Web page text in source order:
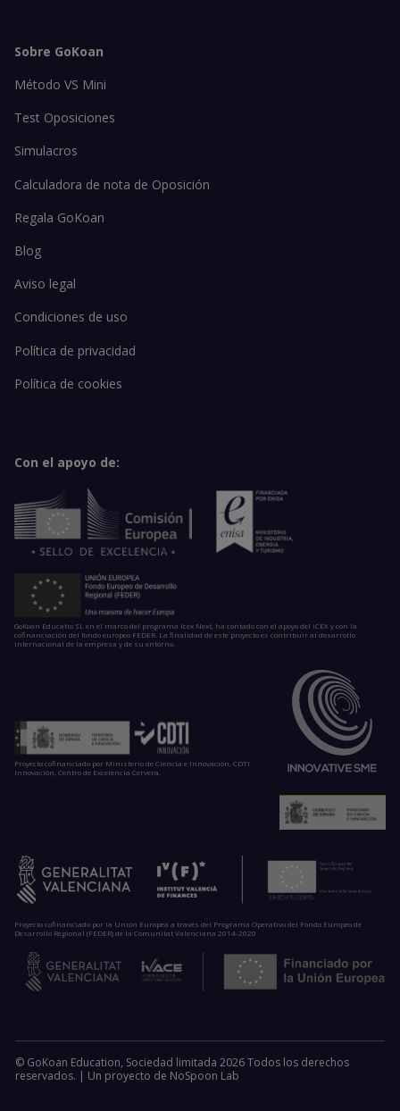
Sobre GoKoan
Método VS Mini
Test Oposiciones
Simulacros
Calculadora de nota de Oposición
Regala GoKoan
Blog
Aviso legal
Condiciones de uso
Política de privacidad
Política de cookies
Con el apoyo de:
GoKoan Educatio SL en el marco del programa Icex Next, ha contado con el apoyo del ICEX y con la
cofinanciación del fondo europeo FEDER. La finalidad de este proyecto es contribuir al desarrollo
internacional de la empresa y de su entorno.
Proyecto cofinanciado por Ministerio de Ciencia e Innovación, CDTI
Innovación, Centro de Excelencia Cervera.
Proyecto cofinanciado por la Unión Europea a través del Programa Operativo del Fondo Europeo de
Desarrollo Regional (FEDER) de la Comunitat Valenciana 2014-2020
© GoKoan Education, Sociedad limitada 2026 Todos los derechos
reservados. | Un proyecto de NoSpoon Lab